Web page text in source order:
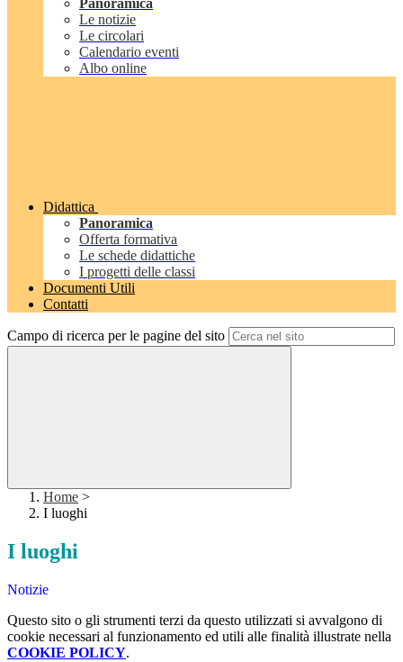
Panoramica
Le notizie
Le circolari
Calendario eventi
Albo online
Didattica
Panoramica
Offerta formativa
Le schede didattiche
I progetti delle classi
Documenti Utili
Contatti
Campo di ricerca per le pagine del sito
Home >
I luoghi
I luoghi
Notizie
Questo sito o gli strumenti terzi da questo utilizzati si avvalgono di
cookie necessari al funzionamento ed utili alle finalità illustrate nella
COOKIE POLICY.